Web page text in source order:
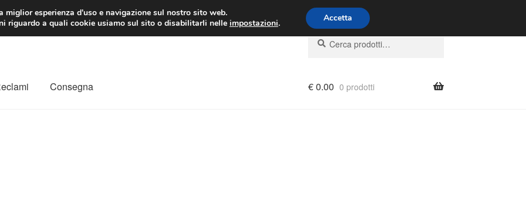
EUR Lun-Ven 9:00 - 16:00 800 580 290
Cerca:
Cerca
Consegna €0.00 0 prodotti
esperienza d'uso e navigazione sul nostro sito web.
riguardo a quali cookie usiamo sul sito o disabilitarli nelle impostazioni. Accetta